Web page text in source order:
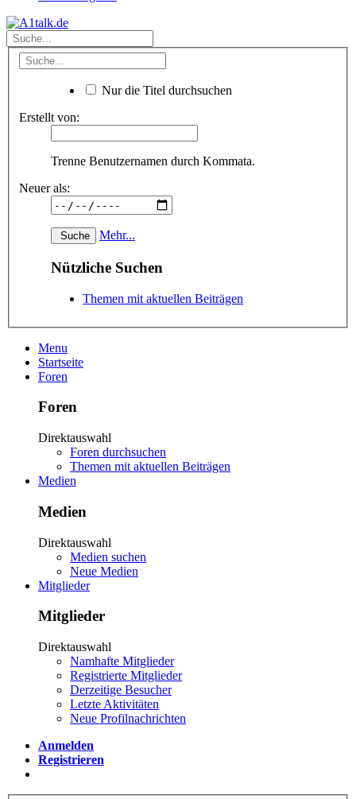
Nur die Titel durchsuchen
Erstellt von:
Trenne Benutzernamen durch Kommata.
Neuer als:
Mehr...
Nützliche Suchen
Themen mit aktuellen Beiträgen
Menu
Startseite
Foren
Foren
Direktauswahl
Foren durchsuchen
Themen mit aktuellen Beiträgen
Medien
Medien
Direktauswahl
Medien suchen
Neue Medien
Mitglieder
Mitglieder
Direktauswahl
Namhafte Mitglieder
Registrierte Mitglieder
Derzeitige Besucher
Letzte Aktivitäten
Neue Profilnachrichten
Anmelden
Registrieren